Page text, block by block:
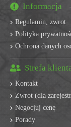
Informacja
Regulamin, zwrot
Polityka
Ochrona danych
Strefa
Kontakt
Zwrot (dla
Negocjuj cenę
Porady